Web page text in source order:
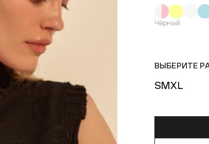
Чёрный
ВЫБЕРИТЕ
SMXL